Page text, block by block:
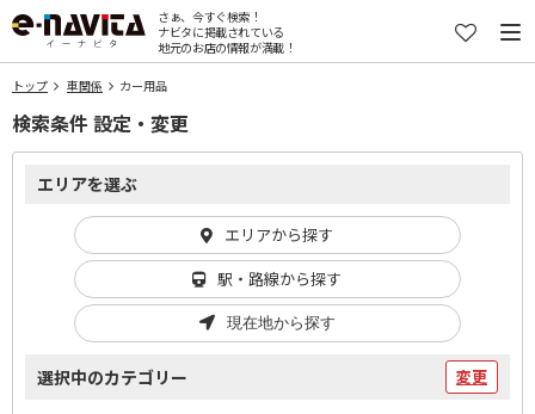
さぁ、今すぐ検索！
ナビタに掲載されている
地元のお店の情報が満載！
トップ 車関係 カー用品
検索条件 設定・変更
エリアを選ぶ
エリアから探す
駅・路線から探す
現在地から探す
選択中のカテゴリー 変更